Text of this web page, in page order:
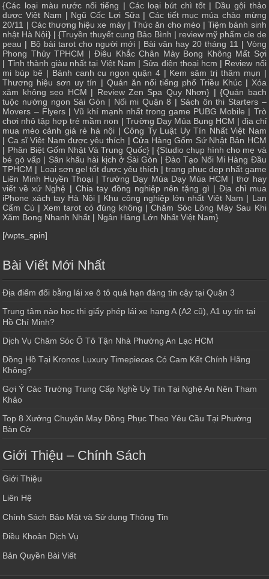
{Các loại màu nước nổi tiếng | Các loại bút chì tốt| Dầu gội thảo
dược Việt Nam | Ngũ Cốc Lợi Sữa| Các tiết mục múa chào mừng
20/11 | Các thương hiệu xe máy|Thức ăn cho mèo|Tiệm bánh sinh
nhật Hà Nội} | {Truyền thuyết cung Bảo Bình | review mỹ phẩm cle de
peau | Bộ bài tarot cho người mới| Bài văn hay 20 tháng 11 | Vòng
Phong Thủy TPHCM |Điêu Khắc Chân Mày Bong Không Mất Sợi
| Tỉnh thành giàu nhất tại Việt Nam | Sửa điện thoại hcm | Review nối
mi búp bê | Bánh canh cu ngon quận 4| Kem sâm trị thâm mụn |
Thương hiệu sơn uy tín | Quán ăn nổi tiếng phố Triều Khúc| Xóa
xăm không sẹo HCM | Review Zen Spa Quy Nhơn} | {Quán bạch
tuộc nướng ngon Sài Gòn | Nối mi Quận 8 | Sách ôn thi Starters –
Movers – Flyers| Vũ khí mạnh nhất trong game PUBG Mobile | Trò
chơi nhỏ tập hợp trẻ mầm non | Trường Dạy Múa Bụng HCM | địa chỉ
mua mèo cảnh giá rẻ hà nội |Công Ty Luật Uy Tín Nhất Việt Nam
| Ca sĩ Việt Nam được yêu thích | Cửa Hàng Gốm Sứ Nhật Bản HCM
| Phân Biệt Gốm Nhật Và Trung Quốc} | {Studio chụp hình cho mẹ và
bé gò vấp | Sân khấu hài kịch ở Sài Gòn |Đào Tạo Nối Mi Hàng Đầu
TPHCM | Loại sơn gel tốt được yêu thích | trang phục đẹp nhất game
Liên Minh Huyền Thoại|Trường Dạy Múa Dạy Múa HCM |thơ hay
viết về xứ Nghệ | Chia tay đồng nghiệp nên tặng gì | Địa chỉ mua
iPhone xách tay Hà Nội| Khu công nghiệp lớn nhất Việt Nam | Lan
Cẩm Cù |Xem tarot có đúng không |Chăm Sóc Lông Mày Sau Khi
Xăm Bong Nhanh Nhất | Ngân Hàng Lớn Nhất Việt Nam}
[/wpts_spin]
Bài Viết Mới Nhất
Địa điểm đổi bằng lái xe ô tô quá hạn đáng tin cậy tại Quận 3
Trung tâm nào học thi giấy phép lái xe hạng A (A2 cũ), A1 uy tín tại
Hồ Chí Minh?
Dịch Vụ Chăm Sóc Ô Tô Tận Nhà Phường An Lạc HCM
Đồng Hồ Tại Kronos Luxury Timepieces Có Cam Kết Chính Hãng
Không?
Gợi Ý Các Trường Trung Cấp Nghề Uy Tín Tại Nghệ An Nên Tham
Khảo
Top 8 Xưởng Chuyên May Đồng Phục Theo Yêu Cầu Tại Phường
Bàn Cờ
Giới Thiệu – Chính Sách
Giới Thiệu
Liên Hệ
Chính Sách Bảo Mật và Sử dụng Thông Tin
Điều Khoản Dịch Vụ
Bản Quyền Bài Viết